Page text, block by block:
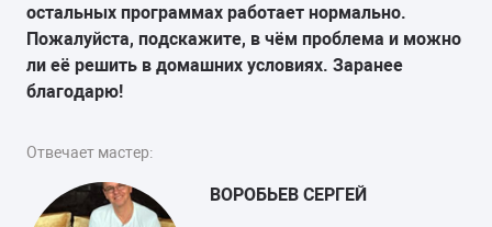
остальных программах работает нормально.
Пожалуйста, подскажите, в чём проблема и можно
ли её решить в домашних условиях. Заранее
благодарю!
Отвечает мастер:
ВОРОБЬЕВ СЕРГЕЙ